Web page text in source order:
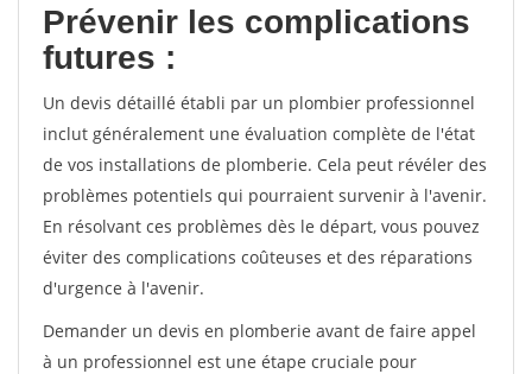
Prévenir les complications
futures :
Un devis détaillé établi par un plombier professionnel
inclut généralement une évaluation complète de l'état
de vos installations de plomberie. Cela peut révéler des
problèmes potentiels qui pourraient survenir à l'avenir.
En résolvant ces problèmes dès le départ, vous pouvez
éviter des complications coûteuses et des réparations
d'urgence à l'avenir.
Demander un devis en plomberie avant de faire appel
à un professionnel est une étape cruciale pour